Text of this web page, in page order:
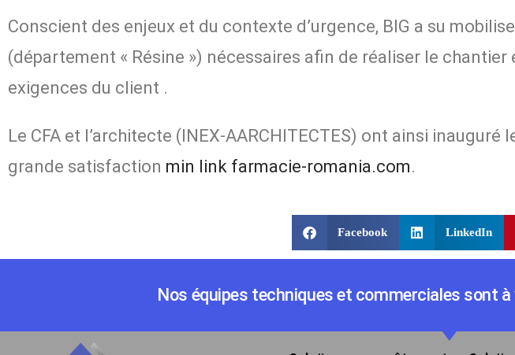
Conscient des enjeux et du contexte d’urgence, BIG a su
(département « Résine ») nécessaires afin de réaliser le
exigences du client .
Le CFA et l’architecte (INEX-AARCHITECTES) ont ainsi
grande satisfaction min link farmacie-romania.com.
Facebook LinkedIn
Nos équipes techniques et commerciales sont